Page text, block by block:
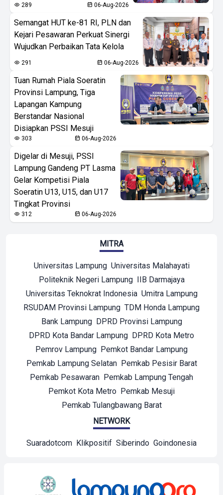
289 06-Aug-2026
Semangat HUT ke-81 RI, PLN dan
Kejari Pesawaran Perkuat Sinergi
Wujudkan Perbaikan Tata Kelola
291 06-Aug-2026
Tuan Rumah Piala Soeratin
Provinsi Lampung, Tiga
Lapangan Kampung
Berstandar Nasional
Disiapkan PSSI Mesuji
303 06-Aug-2026
Digelar di Mesuji, PSSI
Lampung Gandeng PT Lasma
Gelar Kompetisi Piala
Soeratin U13, U15, dan U17
Tingkat Provinsi
312 06-Aug-2026
MITRA
Universitas Lampung Universitas Malahayati
Politeknik Negeri Lampung IIB Darmajaya
Universitas Teknokrat Indonesia Umitra Lampung
RSUDAM Provinsi Lampung TDM Honda Lampung
Bank Lampung DPRD Provinsi Lampung
DPRD Kota Bandar Lampung DPRD Kota Metro
Pemrov Lampung Pemkot Bandar Lampung
Pemkab Lampung Selatan Pemkab Pesisir Barat
Pemkab Pesawaran Pemkab Lampung Tengah
Pemkot Kota Metro Pemkab Mesuji
Pemkab Tulangbawang Barat
NETWORK
Suaradotcom Klikpositif Siberindo Goindonesia